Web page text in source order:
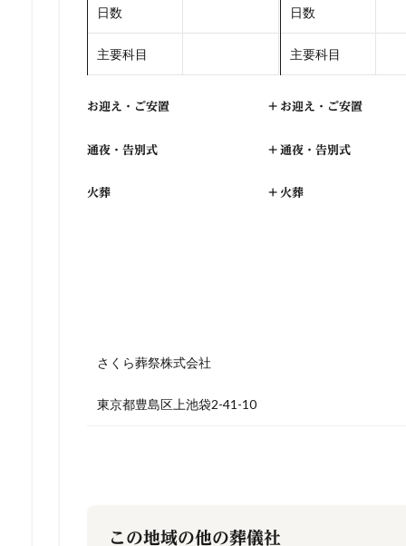
日数
主要科目
お迎え・ご安置 +
通夜・告別式 +
火葬 +
日数
主要科目
お迎え・ご安置
通夜・告別式
火葬
さくら葬祭株式会社
東京都豊島区上池袋2-41-10
この地域の他の葬儀社